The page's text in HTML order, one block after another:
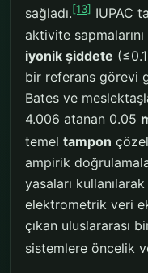
sağladı.[13] IUPAC
aktivite
iyonik şiddete
bir referans görevi
Bates ve
4.006 atanan 0.05
temel tampon
ampirik
yasaları kullanılarak
elektrometrik veri
çıkan uluslararası
sistemlere öncelik